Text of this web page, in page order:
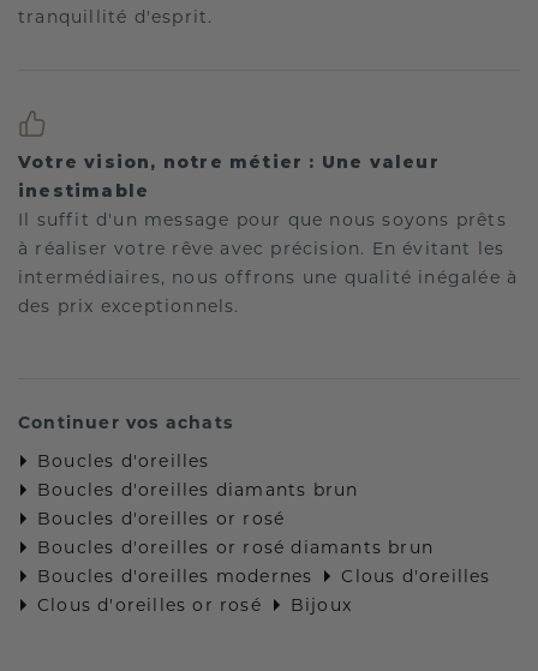
tranquillité d'esprit.
Votre vision, notre métier : Une valeur
inestimable
Il suffit d'un message pour que nous soyons prêts
à réaliser votre rêve avec précision. En évitant les
intermédiaires, nous offrons une qualité inégalée à
des prix exceptionnels.
Continuer vos achats
Boucles d'oreilles
Boucles d'oreilles diamants brun
Boucles d'oreilles or rosé
Boucles d'oreilles or rosé diamants brun
Boucles d'oreilles modernes
Clous d'oreilles
Clous d'oreilles or rosé
Bijoux